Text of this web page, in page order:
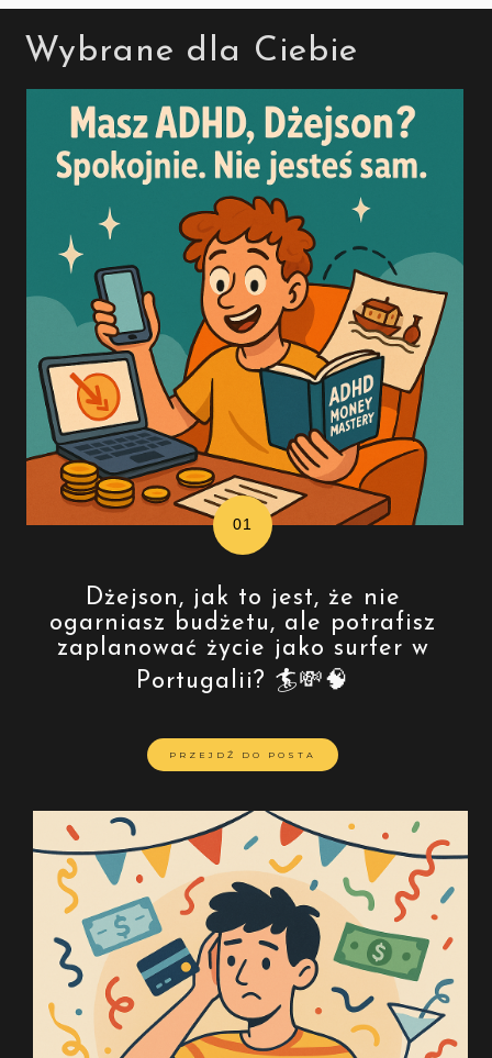
Wybrane dla Ciebie
Dżejson, jak to jest, że nie
ogarniasz budżetu, ale potrafisz
zaplanować życie jako surfer w
Portugalii? 🏄💸🧠
PRZEJDŹ DO POSTA